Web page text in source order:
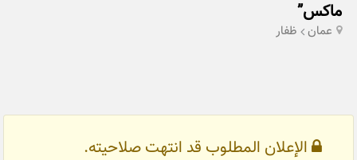
ماكس”
عمان ظفار
الإعلان المطلوب قد انتهت صلاحيته.